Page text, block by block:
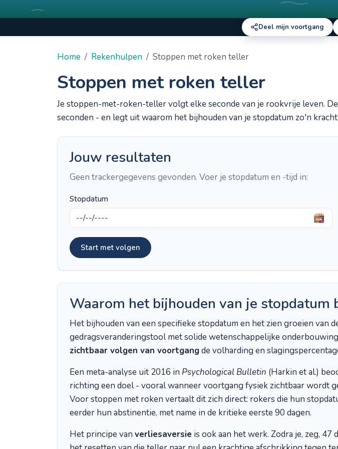
Deel mijn voortgang
Home Rekenhulpen Stoppen met roken teller
Stoppen met roken teller
Je stoppen-met-roken-teller volgt elke seconde van je rookvrije leven.
seconden - en legt uit waarom het bijhouden van je stopdatum zo'n
Jouw resultaten
Geen trackergegevens gevonden. Voer je stopdatum en -tijd in:
Stopdatum
Start met volgen
Waarom het bijhouden van je stopdatum
Het bijhouden van een specifieke stopdatum en het zien groeien van
gedragsveranderingstool met solide wetenschappelijke
zichtbaar volgen van voortgangde volharding en
Een meta-analyse uit 2016 in Psychological Bulletin (Harkin et al.)
richting een doel - vooral wanneer voortgang fysiek zichtbaar wordt
Voor stoppen met roken vertaalt dit zich direct: rokers die hun
eerder hun abstinentie, met name in de kritieke eerste 90 dagen.
Het principe van verliesaversie is ook aan het werk. Zodra je, zeg,